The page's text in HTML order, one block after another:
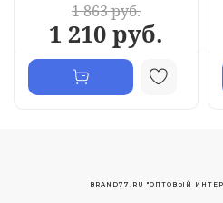
1 863 руб.
1 210 руб.
BRAND77.RU "ОПТОВЫЙ